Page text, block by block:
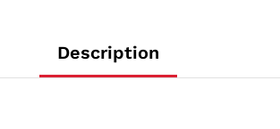
Description